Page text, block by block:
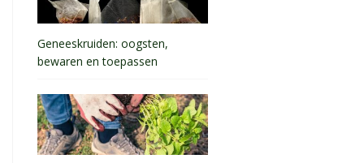
Geneeskruiden: oogsten,
bewaren en toepassen